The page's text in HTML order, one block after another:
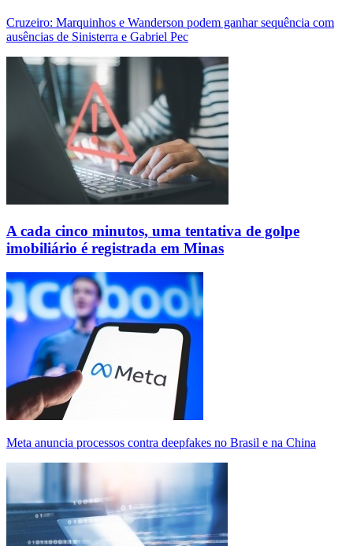
Cruzeiro: Marquinhos e Wanderson podem ganhar sequência com
ausências de Sinisterra e Gabriel Pec
A cada cinco minutos, uma tentativa de golpe
imobiliário é registrada em Minas
Meta anuncia processos contra deepfakes no Brasil e na China